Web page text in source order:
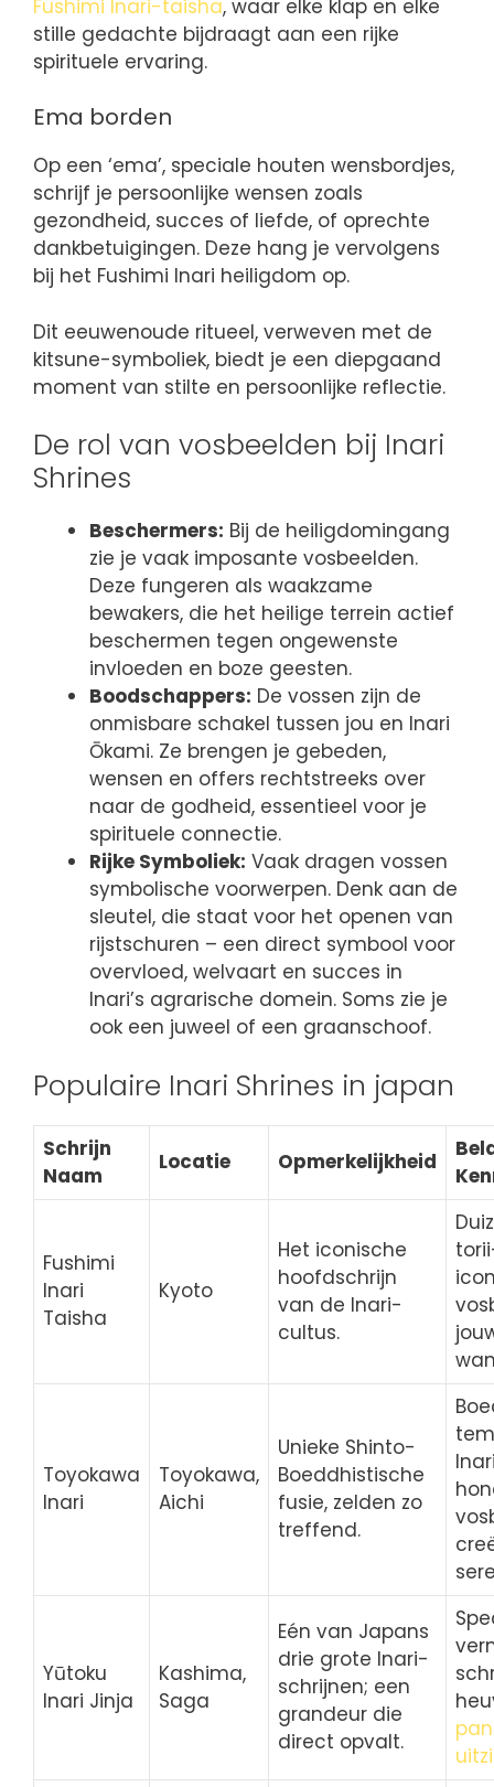
Fushimi Inari-taisha, waar elke klap en elke
stille gedachte bijdraagt aan een rijke
spirituele ervaring.
Ema borden
Op een ‘ema’, speciale houten wensbordjes,
schrijf je persoonlijke wensen zoals
gezondheid, succes of liefde, of oprechte
dankbetuigingen. Deze hang je vervolgens
bij het Fushimi Inari heiligdom op.
Dit eeuwenoude ritueel, verweven met de
kitsune-symboliek, biedt je een diepgaand
moment van stilte en persoonlijke reflectie.
De rol van vosbeelden bij Inari
Shrines
Beschermers: Bij de heiligdomingang
zie je vaak imposante vosbeelden.
Deze fungeren als waakzame
bewakers, die het heilige terrein actief
beschermen tegen ongewenste
invloeden en boze geesten.
Boodschappers: De vossen zijn de
onmisbare schakel tussen jou en Inari
Ōkami. Ze brengen je gebeden,
wensen en offers rechtstreeks over
naar de godheid, essentieel voor je
spirituele connectie.
Rijke Symboliek: Vaak dragen vossen
symbolische voorwerpen. Denk aan de
sleutel, die staat voor het openen van
rijstschuren – een direct symbool voor
overvloed, welvaart en succes in
Inari’s agrarische domein. Soms zie je
ook een juweel of een graanschoof.
Populaire Inari Shrines in japan
Schrijn
Naam
Locatie Opmerkelijkheid
Fushimi
Inari
Taisha
Kyoto
Het iconische
hoofdschrijn
van de Inari-
cultus.
Toyokawa
Inari
Toyokawa,
Aichi
Unieke Shinto-
Boeddhistische
fusie, zelden zo
treffend.
Yūtoku
Inari Jinja
Kashima,
Saga
Eén van Japans
drie grote Inari-
schrijnen; een
grandeur die
direct opvalt.